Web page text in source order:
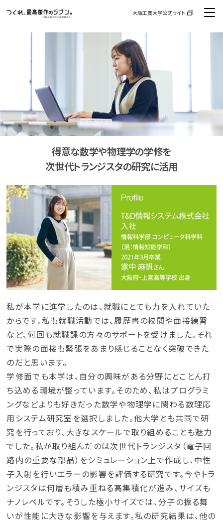
大阪工業大学公式サイト
得意な数学や物理学の学修を
次世代トランジスタの研究に活用
私が本学に進学したのは、就職にとても力を入れていた
からです。私も就職活動では、履歴書の校閲や面接練習
など、何回も就職課の方々のサポートを受けました。それ
で実際の面接も緊張をあまり感じることなく突破できた
のだと思います。
学修面でも本学は、自分の興味がある分野にとことん打
ち込める環境が整っています。そのため、私はプログラミ
ングなどよりも好きだった数学や物理学に関わる数理応
用システム研究室を選択しました。他大学とも共同で研
究を行っており、大きなスケールで取り組めることも魅力
でした。私が取り組んだのは次世代トランジスタ（電子回
路内の重要な部品）をシミュレーション上で作成し、中性
子入射を行いエラーの影響を評価する研究です。今やトラ
ンジスタは何層も積み重ねる高集積化が進み、サイズも
ナノレベルです。そうした極小サイズでは、分子の振る舞
いが性能に大きな影響を与えます。私の研究結果は、他の
資料請求 お問い合わせ
交通アクセス 大学案内・入試ガイド
イベント
入試情報
大学案内・入試ガイド
学部・学科紹介
大学院入試